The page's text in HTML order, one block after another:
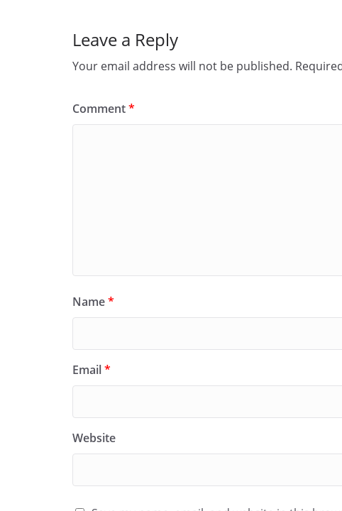
Leave a Reply
Your email address will not be published.
Comment*
Name*
Email*
Website